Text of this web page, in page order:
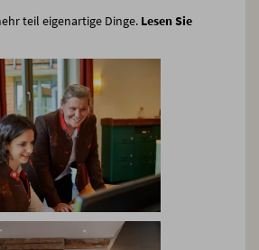
teil eigenartige Dinge. Lesen Sie